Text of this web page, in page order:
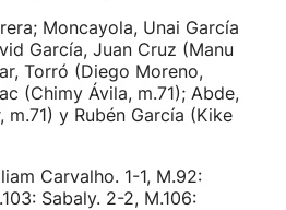
Moncayola, Unai García
García, Juan Cruz (Manu
Torró (Diego Moreno,
(Chimy Ávila, m.71); Abde,
m.71) y Rubén García (Kike
Carvalho. 1-1, M.92:
Sabaly. 2-2, M.106: